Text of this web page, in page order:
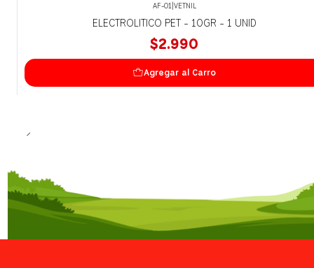
AF-01| VETNIL
ELECTROLITICO PET - 10GR - 1 UNID
$2.990
Agregar al Carro